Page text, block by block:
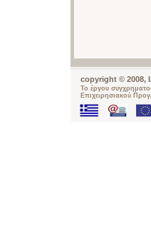
copyright ©
Το έργου
Επιχειρησιακού